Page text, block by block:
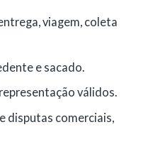
viagem, coleta
e sacado.
válidos.
disputas comerciais,